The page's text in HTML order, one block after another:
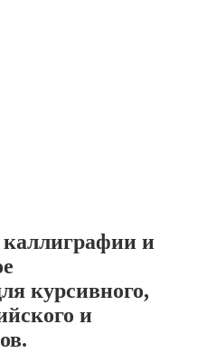
и
курсивного,
и